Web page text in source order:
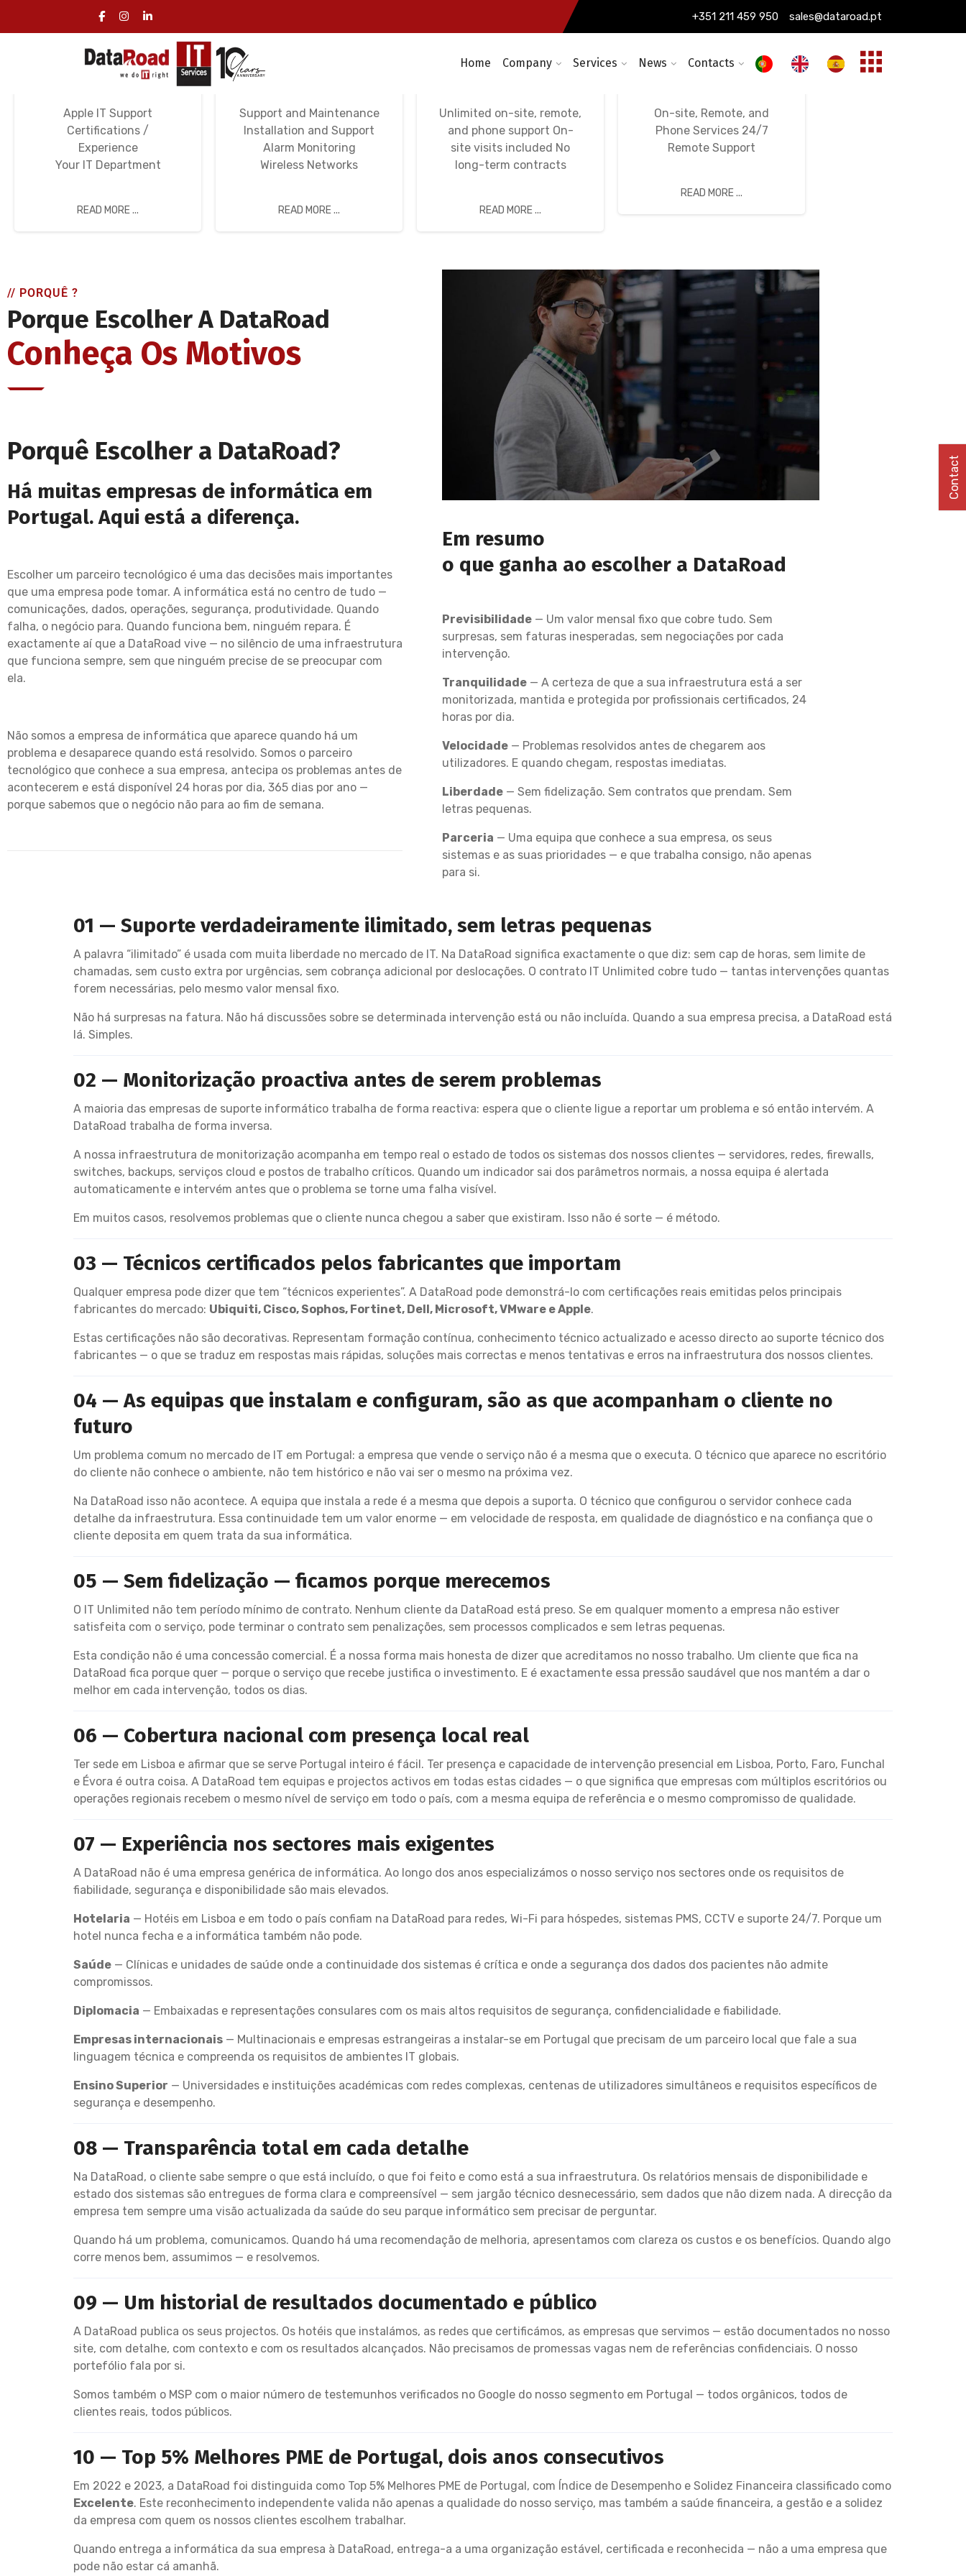
+351 211 459 950 sales@dataroad.pt
Home Company Services News Contacts
Specialized IT
Apple IT Support
Certifications /
Experience
Your IT Department
READ MORE ...
Computer Networks,
Support and Maintenance
Installation and Support
Alarm Monitoring
Wireless Networks
READ MORE ...
Avença Informática
Unlimited on-site, remote,
and phone support On-
site visits included No
long-term contracts
READ MORE ...
24/7, 365-Day
On-site, Remote, and
Phone Services 24/7
Remote Support
READ MORE ...
// PORQUÊ ?
Porque Escolher A DataRoad
Conheça Os Motivos
Porquê Escolher a DataRoad?
Há muitas empresas de informática em
Portugal. Aqui está a diferença.
Escolher um parceiro tecnológico é uma das decisões mais importantes
que uma empresa pode tomar. A informática está no centro de tudo —
comunicações, dados, operações, segurança, produtividade. Quando
falha, o negócio para. Quando funciona bem, ninguém repara. É
exactamente aí que a DataRoad vive — no silêncio de uma infraestrutura
que funciona sempre, sem que ninguém precise de se preocupar com
ela.
Não somos a empresa de informática que aparece quando há um
problema e desaparece quando está resolvido. Somos o parceiro
tecnológico que conhece a sua empresa, antecipa os problemas antes de
acontecerem e está disponível 24 horas por dia, 365 dias por ano —
porque sabemos que o negócio não para ao fim de semana.
Em resumo
o que ganha ao escolher a DataRoad
Previsibilidade — Um valor mensal fixo que cobre tudo. Sem
surpresas, sem faturas inesperadas, sem negociações por cada
intervenção.
Tranquilidade — A certeza de que a sua infraestrutura está a ser
monitorizada, mantida e protegida por profissionais certificados, 24
horas por dia.
Velocidade — Problemas resolvidos antes de chegarem aos
utilizadores. E quando chegam, respostas imediatas.
Liberdade — Sem fidelização. Sem contratos que prendam. Sem
letras pequenas.
Parceria — Uma equipa que conhece a sua empresa, os seus
sistemas e as suas prioridades — e que trabalha consigo, não apenas
para si.
01 — Suporte verdadeiramente ilimitado, sem letras pequenas
A palavra “ilimitado” é usada com muita liberdade no mercado de IT. Na DataRoad significa exactamente o que diz: sem cap de horas, sem limite de
chamadas, sem custo extra por urgências, sem cobrança adicional por deslocações. O contrato IT Unlimited cobre tudo — tantas intervenções quantas
forem necessárias, pelo mesmo valor mensal fixo.
Não há surpresas na fatura. Não há discussões sobre se determinada intervenção está ou não incluída. Quando a sua empresa precisa, a DataRoad está
lá. Simples.
02 — Monitorização proactiva antes de serem problemas
A maioria das empresas de suporte informático trabalha de forma reactiva: espera que o cliente ligue a reportar um problema e só então intervém. A
DataRoad trabalha de forma inversa.
A nossa infraestrutura de monitorização acompanha em tempo real o estado de todos os sistemas dos nossos clientes — servidores, redes, firewalls,
switches, backups, serviços cloud e postos de trabalho críticos. Quando um indicador sai dos parâmetros normais, a nossa equipa é alertada
automaticamente e intervém antes que o problema se torne uma falha visível.
Em muitos casos, resolvemos problemas que o cliente nunca chegou a saber que existiram. Isso não é sorte — é método.
03 — Técnicos certificados pelos fabricantes que importam
Qualquer empresa pode dizer que tem “técnicos experientes”. A DataRoad pode demonstrá-lo com certificações reais emitidas pelos principais
fabricantes do mercado: Ubiquiti, Cisco, Sophos, Fortinet, Dell, Microsoft, VMware e Apple.
Estas certificações não são decorativas. Representam formação contínua, conhecimento técnico actualizado e acesso directo ao suporte técnico dos
fabricantes — o que se traduz em respostas mais rápidas, soluções mais correctas e menos tentativas e erros na infraestrutura dos nossos clientes.
04 — As equipas que instalam e configuram, são as que acompanham o cliente no
futuro
Um problema comum no mercado de IT em Portugal: a empresa que vende o serviço não é a mesma que o executa. O técnico que aparece no escritório
do cliente não conhece o ambiente, não tem histórico e não vai ser o mesmo na próxima vez.
Na DataRoad isso não acontece. A equipa que instala a rede é a mesma que depois a suporta. O técnico que configurou o servidor conhece cada
detalhe da infraestrutura. Essa continuidade tem um valor enorme — em velocidade de resposta, em qualidade de diagnóstico e na confiança que o
cliente deposita em quem trata da sua informática.
05 — Sem fidelização — ficamos porque merecemos
O IT Unlimited não tem período mínimo de contrato. Nenhum cliente da DataRoad está preso. Se em qualquer momento a empresa não estiver
satisfeita com o serviço, pode terminar o contrato sem penalizações, sem processos complicados e sem letras pequenas.
Esta condição não é uma concessão comercial. É a nossa forma mais honesta de dizer que acreditamos no nosso trabalho. Um cliente que fica na
DataRoad fica porque quer — porque o serviço que recebe justifica o investimento. E é exactamente essa pressão saudável que nos mantém a dar o
melhor em cada intervenção, todos os dias.
06 — Cobertura nacional com presença local real
Ter sede em Lisboa e afirmar que se serve Portugal inteiro é fácil. Ter presença e capacidade de intervenção presencial em Lisboa, Porto, Faro, Funchal
e Évora é outra coisa. A DataRoad tem equipas e projectos activos em todas estas cidades — o que significa que empresas com múltiplos escritórios ou
operações regionais recebem o mesmo nível de serviço em todo o país, com a mesma equipa de referência e o mesmo compromisso de qualidade.
07 — Experiência nos sectores mais exigentes
A DataRoad não é uma empresa genérica de informática. Ao longo dos anos especializámos o nosso serviço nos sectores onde os requisitos de
fiabilidade, segurança e disponibilidade são mais elevados.
Hotelaria — Hotéis em Lisboa e em todo o país confiam na DataRoad para redes, Wi-Fi para hóspedes, sistemas PMS, CCTV e suporte 24/7. Porque um
hotel nunca fecha e a informática também não pode.
Saúde — Clínicas e unidades de saúde onde a continuidade dos sistemas é crítica e onde a segurança dos dados dos pacientes não admite
compromissos.
Diplomacia — Embaixadas e representações consulares com os mais altos requisitos de segurança, confidencialidade e fiabilidade.
Empresas internacionais — Multinacionais e empresas estrangeiras a instalar-se em Portugal que precisam de um parceiro local que fale a sua
linguagem técnica e compreenda os requisitos de ambientes IT globais.
Ensino Superior — Universidades e instituições académicas com redes complexas, centenas de utilizadores simultâneos e requisitos específicos de
segurança e desempenho.
08 — Transparência total em cada detalhe
Na DataRoad, o cliente sabe sempre o que está incluído, o que foi feito e como está a sua infraestrutura. Os relatórios mensais de disponibilidade e
estado dos sistemas são entregues de forma clara e compreensível — sem jargão técnico desnecessário, sem dados que não dizem nada. A direcção da
empresa tem sempre uma visão actualizada da saúde do seu parque informático sem precisar de perguntar.
Quando há um problema, comunicamos. Quando há uma recomendação de melhoria, apresentamos com clareza os custos e os benefícios. Quando algo
corre menos bem, assumimos — e resolvemos.
09 — Um historial de resultados documentado e público
A DataRoad publica os seus projectos. Os hotéis que instalámos, as redes que certificámos, as empresas que servimos — estão documentados no nosso
site, com detalhe, com contexto e com os resultados alcançados. Não precisamos de promessas vagas nem de referências confidenciais. O nosso
portefólio fala por si.
Somos também o MSP com o maior número de testemunhos verificados no Google do nosso segmento em Portugal — todos orgânicos, todos de
clientes reais, todos públicos.
10 — Top 5% Melhores PME de Portugal, dois anos consecutivos
Em 2022 e 2023, a DataRoad foi distinguida como Top 5% Melhores PME de Portugal, com Índice de Desempenho e Solidez Financeira classificado como
Excelente. Este reconhecimento independente valida não apenas a qualidade do nosso serviço, mas também a saúde financeira, a gestão e a solidez
da empresa com quem os nossos clientes escolhem trabalhar.
Quando entrega a informática da sua empresa à DataRoad, entrega-a a uma organização estável, certificada e reconhecida — não a uma empresa que
pode não estar cá amanhã.
Contact